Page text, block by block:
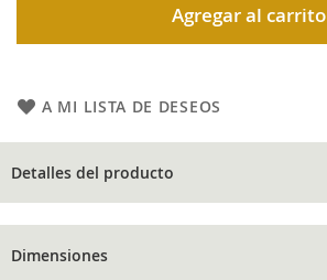
Agregar al carrito
A MI LISTA DE DESEOS
Detalles del producto
Dimensiones